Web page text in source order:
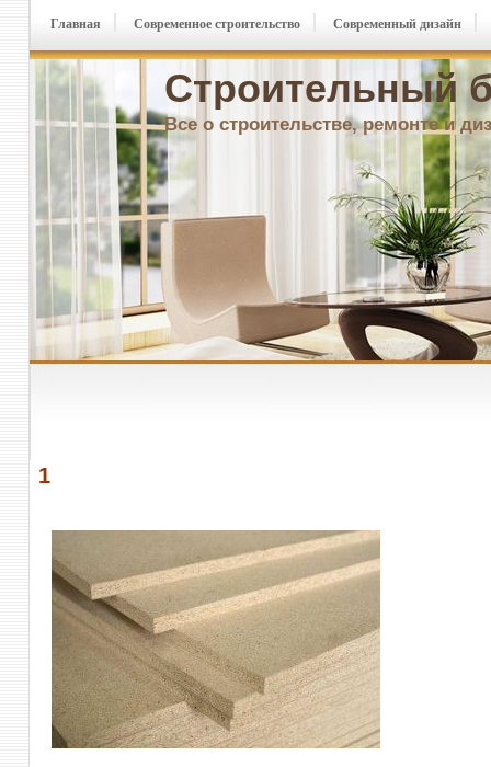
Строительный
Все о строительстве, ремонте и
Главная Современное строительство Современный дизайн
1